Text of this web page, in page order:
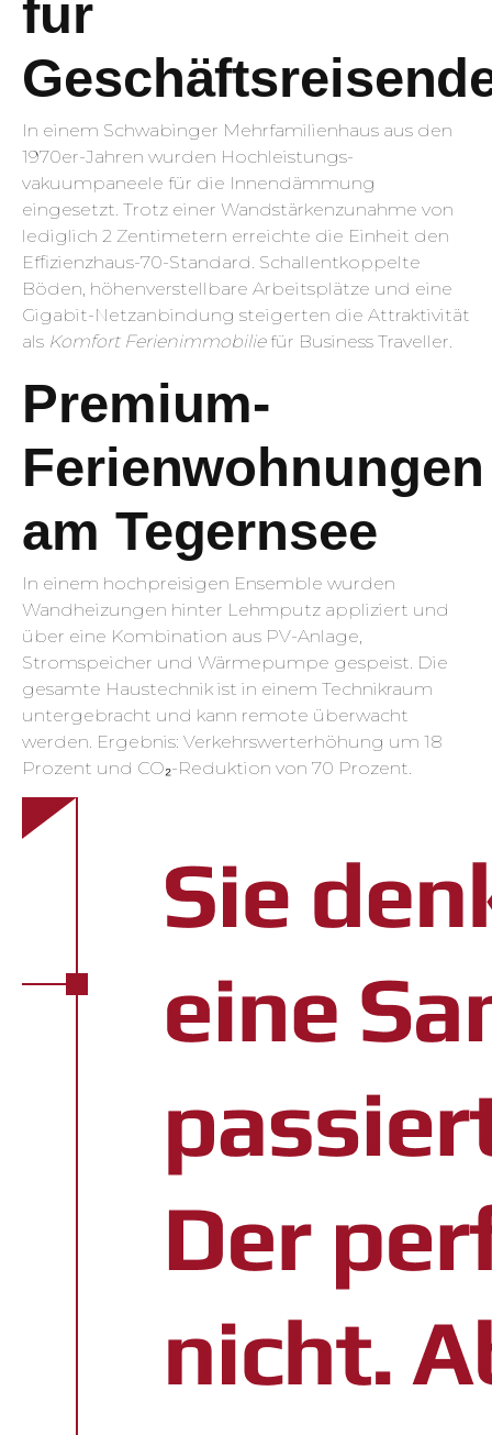
für
In einem Schwabinger Mehrfamilienhaus aus den
1970er-Jahren wurden Hochleistungs­
vakuumpaneele für die Innendämmung
eingesetzt. Trotz einer Wandstärkenzunahme von
lediglich 2 Zentimetern erreichte die Einheit den
Effizienzhaus-70-Standard. Schallentkoppelte
Böden, höhenverstellbare Arbeitsplätze und eine
Gigabit-Netzanbindung steigerten die Attraktivität
als Komfort Ferienimmobiliefür Business Traveller.
Premium-
Ferienwohnungen
am Tegernsee
In einem hochpreisigen Ensemble wurden
Wandheizungen hinter Lehmputz appliziert und
über eine Kombination aus PV-Anlage,
Stromspeicher und Wärmepumpe gespeist. Die
gesamte Haustechnik ist in einem Technikraum
untergebracht und kann remote überwacht
werden. Ergebnis: Verkehrswerterhöhung um 18
Prozent und CO₂-Reduktion von 70 Prozent.